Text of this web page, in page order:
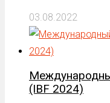
03.08.2022
(IBF 2024)